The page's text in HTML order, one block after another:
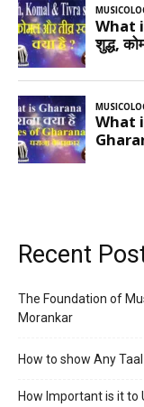
Recent
The Foundation of
Morankar
How to show Any Taal
How Important is it to